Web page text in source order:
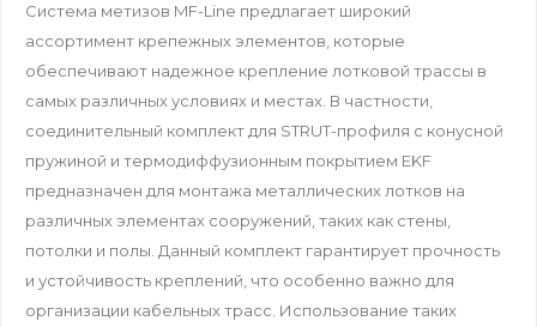
Система метизов MF-Line предлагает широкий
ассортимент крепежных элементов, которые
обеспечивают надежное крепление лотковой трассы в
самых различных условиях и местах. В частности,
соединительный комплект для STRUT-профиля с конусной
пружиной и термодиффузионным покрытием EKF
предназначен для монтажа металлических лотков на
различных элементах сооружений, таких как стены,
потолки и полы. Данный комплект гарантирует прочность
и устойчивость креплений, что особенно важно для
организации кабельных трасс. Использование таких